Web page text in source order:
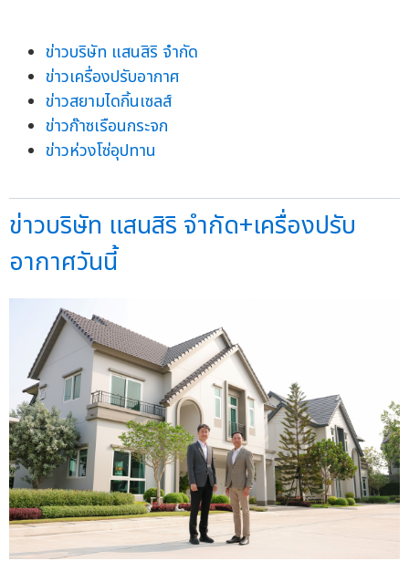
ข่าวบริษัท แสนสิริ จำกัด
ข่าวเครื่องปรับอากาศ
ข่าวสยามไดกิ้นเซลส์
ข่าวก๊าซเรือนกระจก
ข่าวห่วงโซ่อุปทาน
ข่าวบริษัท แสนสิริ จำกัด+เครื่องปรับ
อากาศวันนี้